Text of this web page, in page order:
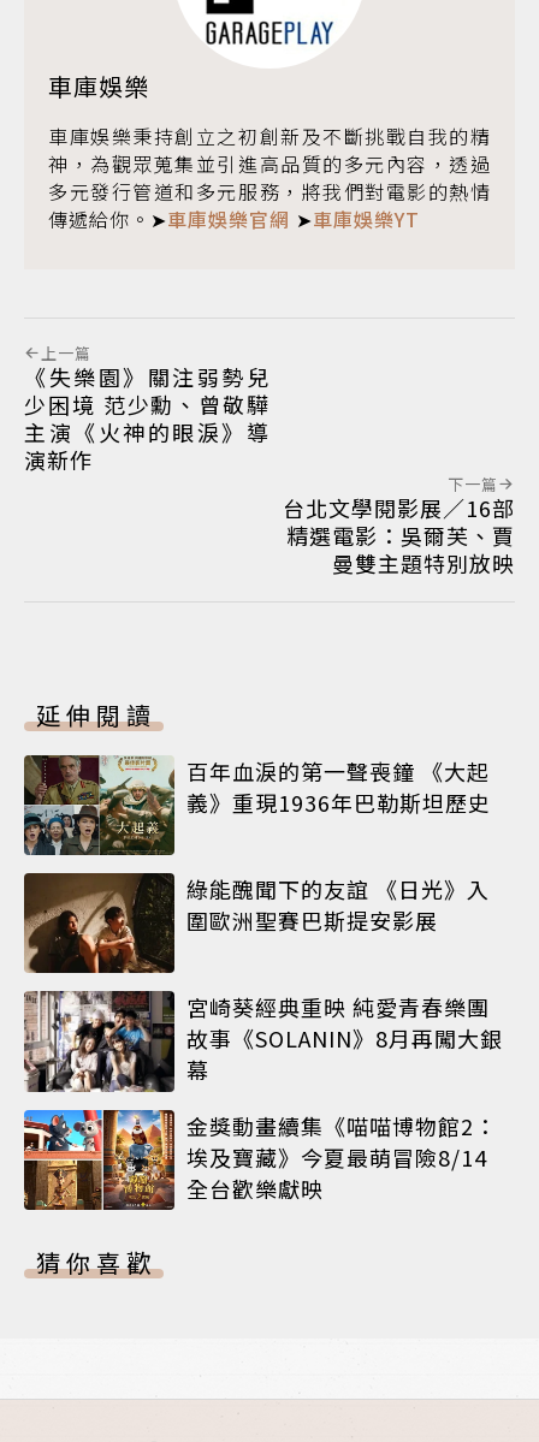
車庫娛樂
車庫娛樂秉持創立之初創新及不斷挑戰自我的精
神，為觀眾蒐集並引進高品質的多元內容，透過
多元發行管道和多元服務，將我們對電影的熱情
傳遞給你。➤車庫娛樂官網 ➤車庫娛樂YT
上一篇
《失樂園》關注弱勢兒
少困境 范少勳、曾敬驊
主演《火神的眼淚》導
演新作
下一篇
台北文學閱影展／16部
精選電影：吳爾芙、賈
曼雙主題特別放映
延伸閱讀
百年血淚的第一聲喪鐘 《大起
義》重現1936年巴勒斯坦歷史
綠能醜聞下的友誼 《日光》入
圍歐洲聖賽巴斯提安影展
宮崎葵經典重映 純愛青春樂團
故事《SOLANIN》8月再闖大銀
幕
金獎動畫續集《喵喵博物館2：
埃及寶藏》今夏最萌冒險8/14
全台歡樂獻映
猜你喜歡